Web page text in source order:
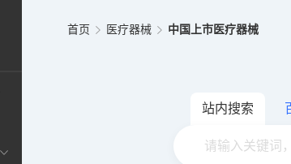
首页 医疗器械 中国上市医疗器械
站内搜索